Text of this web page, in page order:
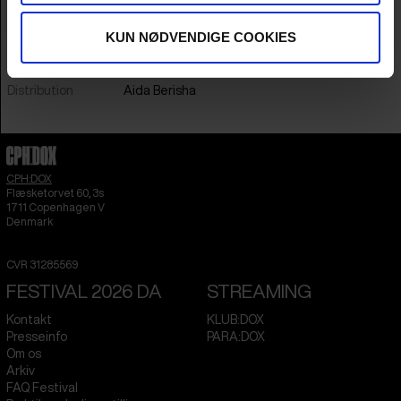
KUN NØDVENDIGE COOKIES
Lande
Danmark&Italien
italiensk
Spilletid
Distribution
Aida Berisha
CPH:DOX
Flæsketorvet 60, 3s
1711 Copenhagen V
Denmark
CVR 31285569
FESTIVAL 2026 DA
Kontakt
Presseinfo
Om os
Arkiv
FAQ Festival
STREAMING
KLUB:DOX
PARA:DOX